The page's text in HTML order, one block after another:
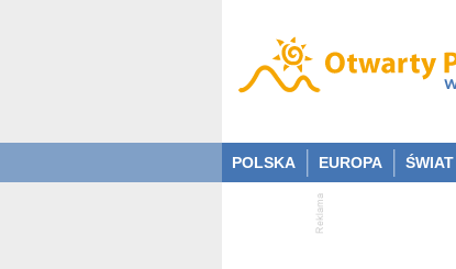
POLSKA EUROPA ŚWIAT